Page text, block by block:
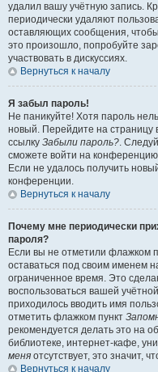
удалил вашу учётную запись.
периодически удаляют
оставляющих сообщения,
это произошло, попробуйте
участвовать в дискуссиях.
Вернуться к началу
Я забыл пароль!
Не паникуйте! Хотя пароль
новый. Перейдите на
ссылку Забыли пароль?.
сможете войти на
Если не удалось получить
конференции.
Вернуться к началу
Почему мне периодически
пароля?
Если вы не отметили флажком
оставаться под своим именем
ограниченное время. Это
воспользоваться вашей
приходилось вводить имя
отметить флажком пункт
рекомендуется делать это на
библиотеке, интернет-кафе,
меня отсутствует, это значит,
Вернуться к началу